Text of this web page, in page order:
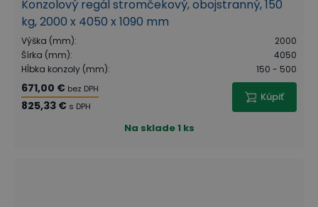
Konzolový regál stromčekový, obojstranný, 150
kg, 2000 x 4050 x 1090 mm
Výška (mm):
2000
Šírka (mm):
4050
Hĺbka konzoly (mm): 150 - 500
671,00 € bez DPH
825,33 € s DPH
Kúpiť
Na sklade1 ks